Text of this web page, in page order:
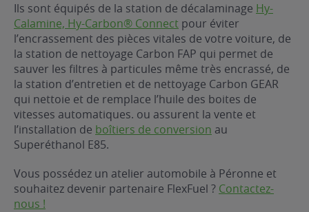
gratuit
?
de mon
garagiste
Ils sont équipés de la station de décalaminage Hy-
Calamine, Hy-Carbon® Connect pour éviter
l’encrassement des pièces vitales de votre voiture, de
la station de nettoyage Carbon FAP qui permet de
sauver les filtres à particules même très encrassé, de
la station d’entretien et de nettoyage Carbon GEAR
qui nettoie et de remplace l’huile des boites de
vitesses automatiques. ou assurent la vente et
l’installation de boîtiers de conversion au
Superéthanol E85.
Vous possédez un atelier automobile à Péronne et
souhaitez devenir partenaire FlexFuel ? Contactez-
nous !